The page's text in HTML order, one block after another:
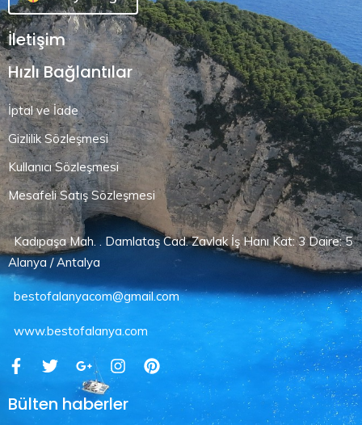
İletişim
Hızlı Bağlantılar
İptal ve İade
Gizlilik Sözleşmesi
Kullanıcı Sözleşmesi
Mesafeli Satış Sözleşmesi
Kadıpaşa Mah. . Damlataş Cad. Zavlak İş Hanı Kat: 3 Daire: 5
Alanya / Antalya
bestofalanyacom@gmail.com
www.bestofalanya.com
Bülten haberler